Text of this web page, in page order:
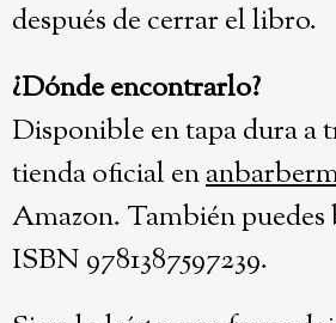
después de cerrar el libro.
¿Dónde encontrarlo?
Disponible en tapa dura a
tienda oficial en
Amazon. También
ISBN 9781387597239.